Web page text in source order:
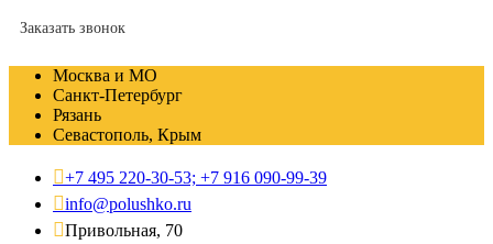
Заказать звонок
Москва и МО
Санкт-Петербург
Рязань
Севастополь, Крым
+7 495 220-30-53; +7 916 090-99-39
info@polushko.ru
Привольная, 70